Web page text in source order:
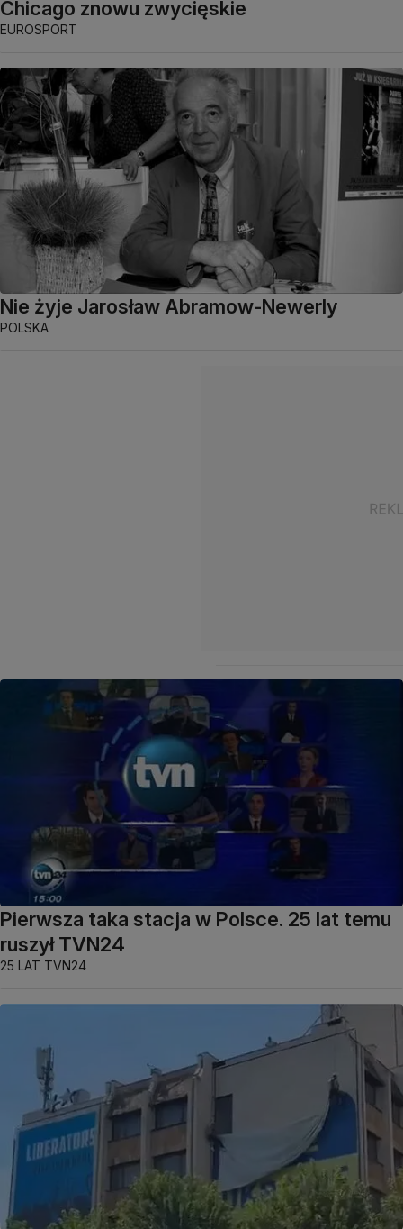
Chicago znowu zwycięskie
EUROSPORT
Nie żyje Jarosław Abramow-Newerly
POLSKA
Pierwsza taka stacja w Polsce. 25 lat temu
ruszył TVN24
25 LAT TVN24